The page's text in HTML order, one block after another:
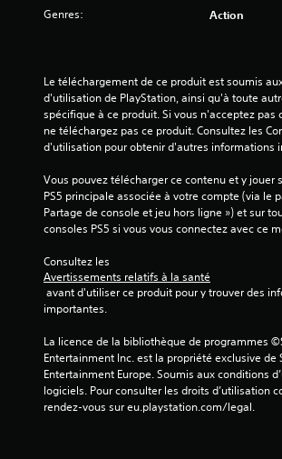
Genres: Action
Le téléchargement de ce produit est soumis
d'utilisation de PlayStation, ainsi qu'à toute
spécifique à ce produit. Si vous n'acceptez pas
ne téléchargez pas ce produit. Consultez les
d'utilisation pour obtenir d'autres informations
Vous pouvez télécharger ce contenu et y jouer
PS5 principale associée à votre compte (via le
Partage de console et jeu hors ligne ») et sur
consoles PS5 si vous vous connectez avec ce
Consultez les
Avertissements relatifs à la santé
importantes.
La licence de la bibliothèque de programmes
Entertainment Inc. est la propriété exclusive de
Entertainment Europe. Soumis aux conditions
logiciels. Pour consulter les droits d’utilisation
rendez-vous sur eu.playstation.com/legal.